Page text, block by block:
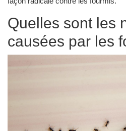
Quelles sont les
causées par les